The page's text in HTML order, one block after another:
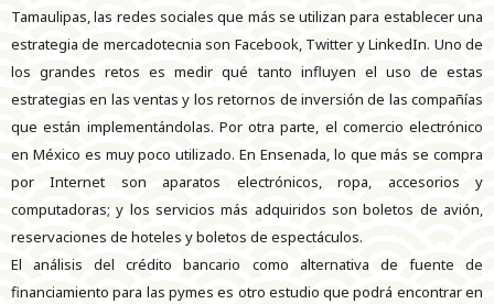
Tamaulipas, las redes sociales que más se utilizan para establecer una
estrategia de mercadotecnia son Facebook, Twitter y LinkedIn. Uno de
los grandes retos es medir qué tanto influyen el uso de estas
estrategias en las ventas y los retornos de inversión de las compañías
que están implementándolas. Por otra parte, el comercio electrónico
en México es muy poco utilizado. En Ensenada, lo que más se compra
por Internet son aparatos electrónicos, ropa, accesorios y
computadoras; y los servicios más adquiridos son boletos de avión,
reservaciones de hoteles y boletos de espectáculos.
El análisis del crédito bancario como alternativa de fuente de
financiamiento para las pymes es otro estudio que podrá encontrar en